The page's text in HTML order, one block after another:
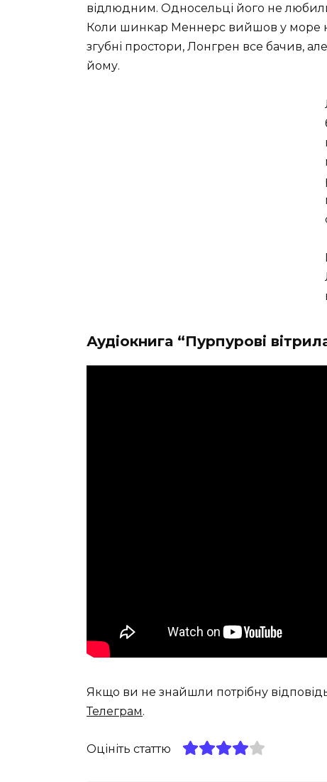
відлюдним. Односельці його не
Коли шинкар Меннерс вийшов у море
згубні простори, Лонгрен все бачив,
йому.
Аудіокнига “Пурпурові
Якщо ви не знайшли потрібну
Телеграм.
Оцініть статтю